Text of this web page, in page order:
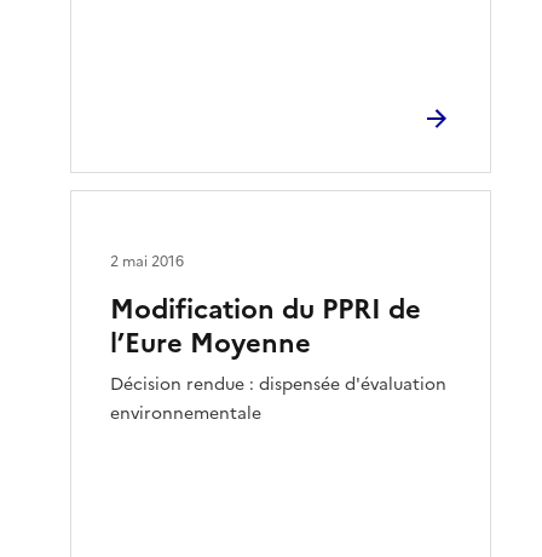
Modification du PPRI de
l’Eure Moyenne
Décision rendue : dispensée d'évaluation
environnementale
2 mai 2016